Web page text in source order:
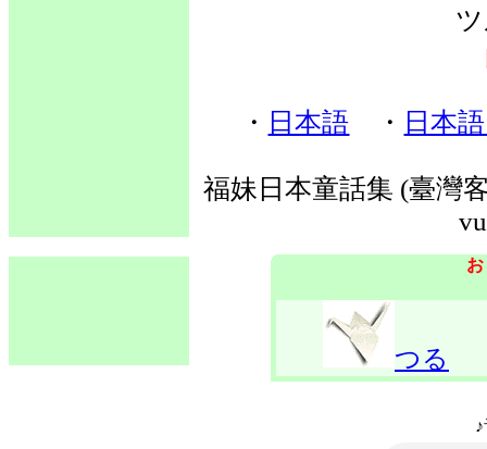
・ 日本語 ・ 日本
福妹日本童話集 (臺灣
つる